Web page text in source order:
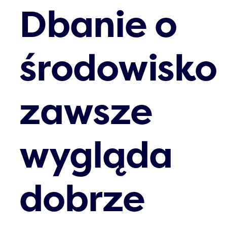
Dbanie o
środowisko
zawsze
wygląda
dobrze